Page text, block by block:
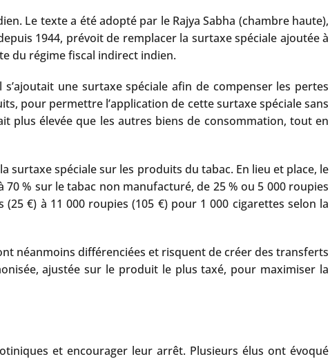
Le texte a été adopté par le Rajya Sabha (chambre haute),
1944, prévoit de remplacer la surtaxe spéciale ajoutée à
du régime fiscal indirect indien.
une surtaxe spéciale afin de compenser les pertes
pour permettre l’application de cette surtaxe spéciale sans
plus élevée que les autres biens de consommation, tout en
spéciale sur les produits du tabac. En lieu et place, le
% sur le tabac non manufacturé, de 25 % ou 5 000 roupies
€) à 11 000 roupies (105 €) pour 1 000 cigarettes selon la
néanmoins différenciées et risquent de créer des transferts
ajustée sur le produit le plus taxé, pour maximiser la
et encourager leur arrêt. Plusieurs élus ont évoqué